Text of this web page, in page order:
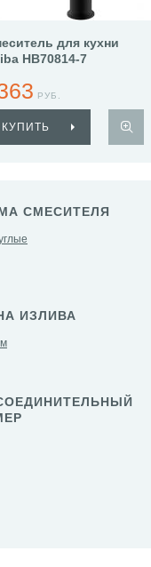
для кухни
HB70814-7
РУБ.
КУПИТЬ
СМЕСИТЕЛЯ
ИЗЛИВА